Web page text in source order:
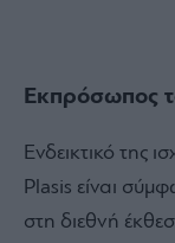
Εκπρόσωπος
Ενδεικτικό της
Plasis είναι
στη διεθνή